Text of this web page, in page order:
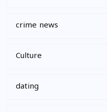
crime news
Culture
dating